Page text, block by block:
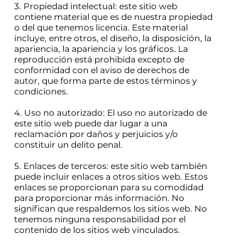
3. Propiedad intelectual: este sitio web
contiene material que es de nuestra propiedad
o del que tenemos licencia. Este material
incluye, entre otros, el diseño, la disposición, la
apariencia, la apariencia y los gráficos. La
reproducción está prohibida excepto de
conformidad con el aviso de derechos de
autor, que forma parte de estos términos y
condiciones.
4. Uso no autorizado: El uso no autorizado de
este sitio web puede dar lugar a una
reclamación por daños y perjuicios y/o
constituir un delito penal.
5. Enlaces de terceros: este sitio web también
puede incluir enlaces a otros sitios web. Estos
enlaces se proporcionan para su comodidad
para proporcionar más información. No
significan que respaldemos los sitios web. No
tenemos ninguna responsabilidad por el
contenido de los sitios web vinculados.